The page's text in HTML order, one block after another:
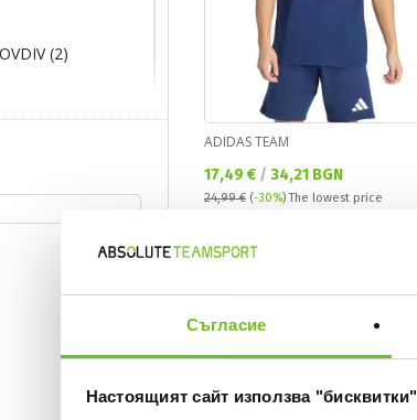
Съгласие
Настоящият сайт използва "бисквитки"
(2)
(96)
(4)
ADIDAS TEAM
Текуща цена:
17,49 € / 34,21 BGN
24,99 € (-30%)The lowest price
Regular price: